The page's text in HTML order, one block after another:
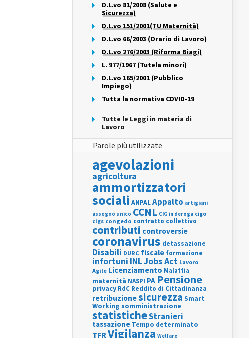
D.L.vo 81/2008 (Salute e
Sicurezza)
D.L.vo 151/2001(TU Maternità)
D.L.vo 66/2003 (Orario di Lavoro)
D.L.vo 276/2003 (Riforma Biagi)
L. 977/1967 (Tutela minori)
D.L.vo 165/2001 (Pubblico
Impiego)
Tutta la normativa COVID-19
Tutte le Leggi in materia di
Lavoro
Parole più utilizzate
agevolazioni
agricoltura
ammortizzatori
sociali ANPALAppalto artigiani
assegno unico CCNL CIG in deroga cigo
cigs congedo contratto collettivo
contributi controversie
coronavirus detassazione
Disabili DURC fiscale formazione
infortuni INLJobs Act Lavoro
Agile Licenziamento Malattia
maternità NASPI PA Pensione
privacy RdC Reddito di Cittadinanza
retribuzionesicurezza Smart
Working somministrazione
statisticheStranieri
tassazione Tempo determinato
TFRVigilanza Welfare